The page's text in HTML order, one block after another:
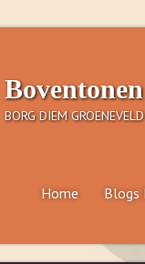
Boventonen
BORG DIEM GROENEVELD
Home Blogs